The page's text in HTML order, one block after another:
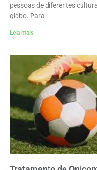
pessoas de diferentes
globo. Para
Leia mais